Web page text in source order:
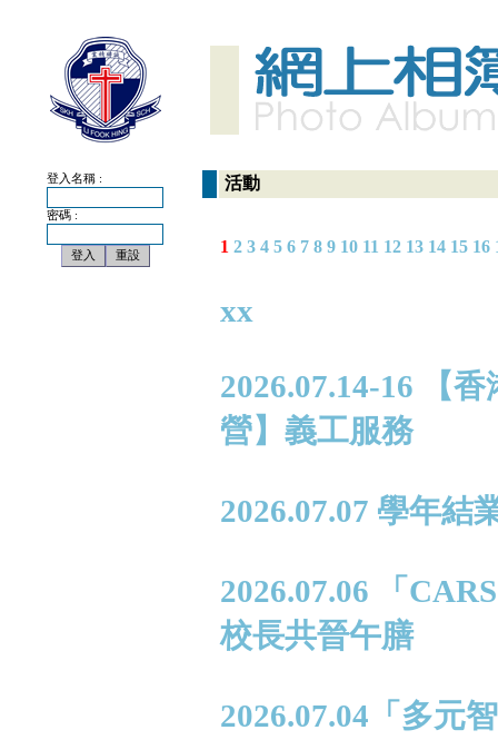
登入名稱 :
密碼 :
活動
1 2 3 4 5 6 7 8 9 10 11 12 13 14 15 16
xx
2026.07.14-16 【
營】義工服務
2026.07.07 學年結
2026.07.06 「
校長共晉午膳
2026.07.04「多元